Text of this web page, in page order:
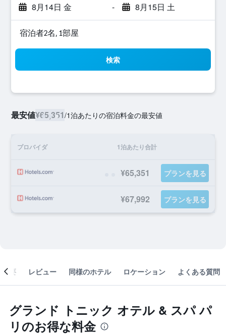
8月14日 金 - 8月15日 土
宿泊者2名, 1​部屋
検索
最安値¥65,351/1泊あたりの宿泊料金の最安値
プロバイダ 1泊あたり合計
¥65,351 プランを見る
¥67,992 プランを見る
概要 レビュー 同様のホテル ロケーション よくある質問
グランド トニック オテル & スパ パ
リのお得な料金